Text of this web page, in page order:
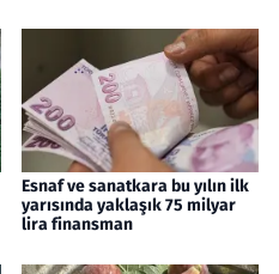
Esnaf ve sanatkara bu yılın ilk
yarısında yaklaşık 75 milyar
lira finansman